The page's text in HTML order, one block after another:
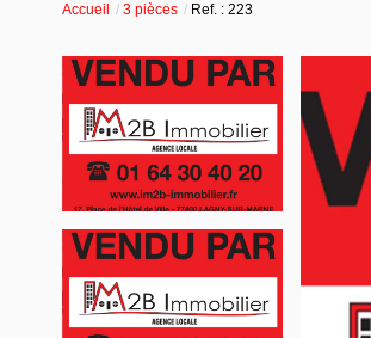
Accueil 3 pièces Ref. : 223